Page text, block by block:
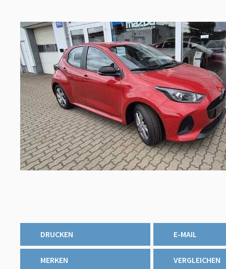
DRUCKEN E-MAIL
MERKEN VERGLEICHEN